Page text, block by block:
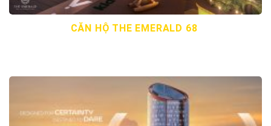
CĂN HỘ THE EMERALD 68